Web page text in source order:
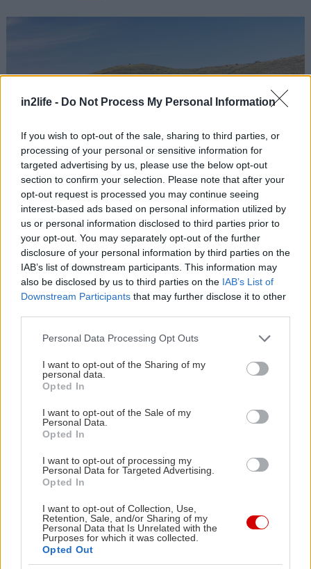
in2life - Do Not Process My Personal Information
If you wish to opt-out of the sale, sharing to third parties, or
processing of your personal or sensitive information for
targeted advertising by us, please use the below opt-out
section to confirm your selection. Please note that after your
opt-out request is processed you may continue seeing
interest-based ads based on personal information utilized by
us or personal information disclosed to third parties prior to
your opt-out. You may separately opt-out of the further
disclosure of your personal information by third parties on the
IAB’s list of downstream participants. This information may
also be disclosed by us to third parties on the IAB’s List of
Downstream Participants that may further disclose it to other
Please note that this website/app uses one or more Google
not limited to your visit or usage behaviour. You may click to
grant or deny consent to Google and its third-party tags to
use your data for below specified purposes in below Google
consent section.
Personal Data Processing Opt Outs
I want to opt-out of the Sharing of my
personal data.
Opted In
I want to opt-out of the Sale of my
Personal Data.
Opted In
I want to opt-out of processing my
Personal Data for Targeted Advertising.
Opted In
I want to opt-out of Collection, Use,
Retention, Sale, and/or Sharing of my
Personal Data that Is Unrelated with the
Purposes for which it was collected.
Opted Out
Δύσκολης πρόσβασης… συνέχεια, η παραλία του
Σκύλου έχει ακόμα περισσότερα σκαλιά για να
κατέβεις, και επίσης αρκετό χωματόδρομο ώσπου
φυσικό τοπίο της, και την απουσία κάθε είδους
οργάνωσης ή κοσμοσυρροής.
Ο Άγιος Σώστης
Στον χάρτηεδώ